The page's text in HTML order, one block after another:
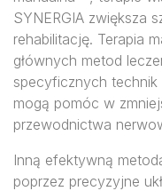
SYNERGIA zwiększa
rehabilitację. Terapia
głównych metod
specyficznych technik
mogą pomóc w
przewodnictwa
Inną efektywną
poprzez precyzyjne